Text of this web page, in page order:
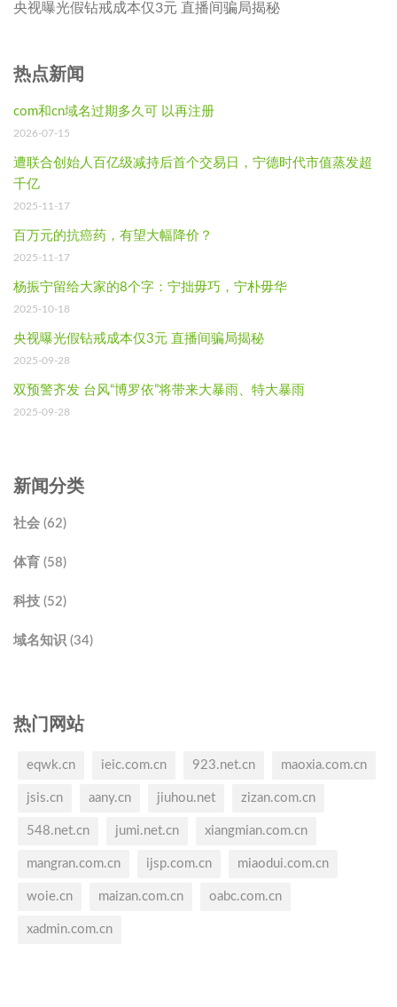
央视曝光假钻戒成本仅3元 直播间骗局揭秘
热点新闻
com和cn域名过期多久可 以再注册
2026-07-15
遭联合创始人百亿级减持后首个交易日，宁德时代市值蒸发超
千亿
2025-11-17
百万元的抗癌药，有望大幅降价？
2025-11-17
杨振宁留给大家的8个字：宁拙毋巧，宁朴毋华
2025-10-18
央视曝光假钻戒成本仅3元 直播间骗局揭秘
2025-09-28
双预警齐发 台风“博罗依”将带来大暴雨、特大暴雨
2025-09-28
新闻分类
社会 (62)
体育 (58)
科技 (52)
域名知识 (34)
热门网站
eqwk.cn ieic.com.cn 923.net.cn maoxia.com.cn
jsis.cn aany.cn jiuhou.net zizan.com.cn
548.net.cn jumi.net.cn xiangmian.com.cn
mangran.com.cn ijsp.com.cn miaodui.com.cn
woie.cn maizan.com.cn oabc.com.cn
xadmin.com.cn